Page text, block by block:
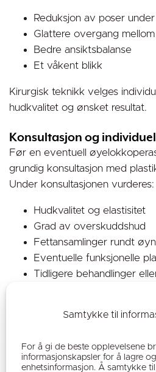
Reduksjon av poser
Glattere overgang
Bedre ansiktsbalanse
Et våkent blikk
Kirurgisk teknikk velges
hudkvalitet og ønsket resultat.
Konsultasjon og
Før en eventuell
grundig konsultasjon med
Under konsultasjonen vurderes:
Hudkvalitet og elastisitet
Grad av overskuddshud
Fettansamlinger rundt
Eventuelle funksjonelle
Tidligere behandlinger
Du får samtidig grundig
kan oppnås.
Hos Fornebuklinikken legger
Samtykke til
For å gi de beste opplevelsene
informasjonskapsler for å lagre
enhetsinformasjon. Å samtykke